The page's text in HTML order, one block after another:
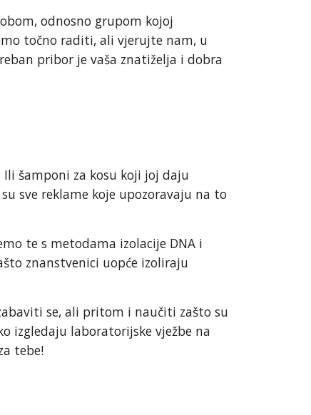
odnosno grupom kojoj
točno raditi, ali vjerujte nam, u
pribor je vaša znatiželja i dobra
Ili šamponi za kosu koji joj daju
sve reklame koje upozoravaju na to
te s metodama izolacije DNA i
znanstvenici uopće izoliraju
se, ali pritom i naučiti zašto su
izgledaju laboratorijske vježbe na
tebe!